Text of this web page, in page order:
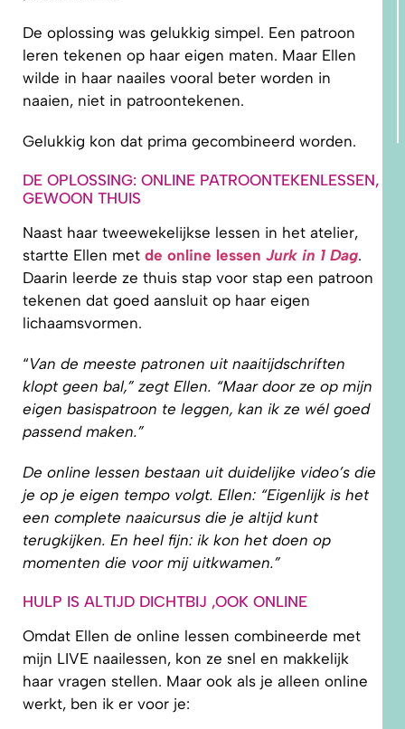
De oplossing was gelukkig simpel. Een patroon
leren tekenen op haar eigen maten. Maar Ellen
wilde in haar naailes vooral beter worden in
naaien, niet in patroontekenen.
Gelukkig kon dat prima gecombineerd worden.
DE OPLOSSING: ONLINE PATROONTEKENLESSEN,
GEWOON THUIS
Naast haar tweewekelijkse lessen in het atelier,
startte Ellen met de online lessen Jurk in 1 Dag.
Daarin leerde ze thuis stap voor stap een patroon
tekenen dat goed aansluit op haar eigen
lichaamsvormen.
“Van de meeste patronen uit naaitijdschriften
klopt geen bal,” zegt Ellen. “Maar door ze op mijn
eigen basispatroon te leggen, kan ik ze wél goed
passend maken.”
De online lessen bestaan uit duidelijke video’s die
je op je eigen tempo volgt. Ellen: “Eigenlijk is het
een complete naaicursus die je altijd kunt
terugkijken. En heel fijn: ik kon het doen op
momenten die voor mij uitkwamen.”
HULP IS ALTIJD DICHTBIJ ,OOK ONLINE
Omdat Ellen de online lessen combineerde met
mijn LIVE naailessen, kon ze snel en makkelijk
haar vragen stellen. Maar ook als je alleen online
werkt, ben ik er voor je: